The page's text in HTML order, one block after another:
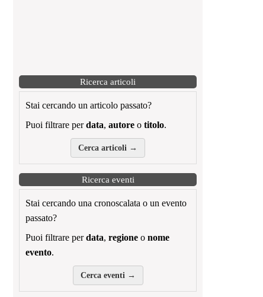
Ricerca articoli
Stai cercando un articolo passato?
Puoi filtrare perdata, autore o titolo.
Cerca articoli →
Ricerca eventi
Stai cercando una cronoscalata o un evento
passato?
Puoi filtrare perdata, regione o nome
evento.
Cerca eventi →